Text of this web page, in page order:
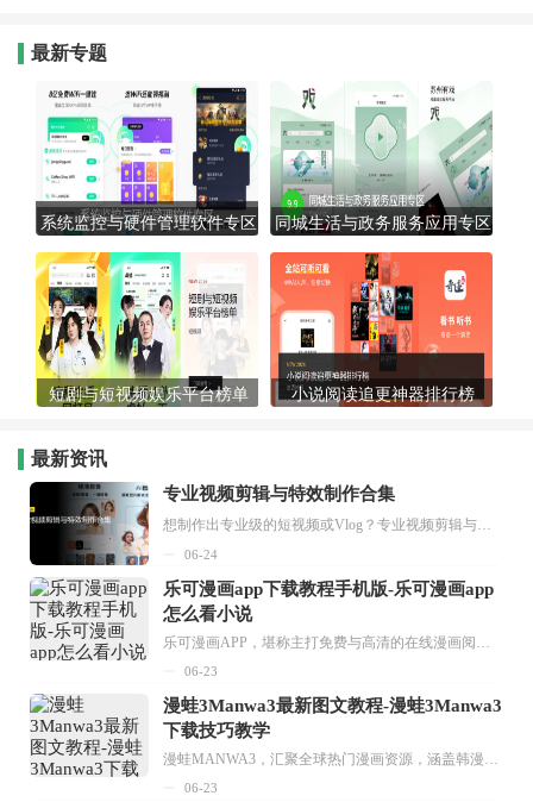
最新专题
系统监控与硬件管理软件专区 同城生活与政务服务应用专区
短剧与短视频娱乐平台榜单 小说阅读追更神器排行榜
最新资讯
专业视频剪辑与特效制作合集
06-24
乐可漫画app下载教程手机版-乐可漫画app
怎么看小说
乐可漫画APP，堪称主打免费与高清的在线漫画阅读神器。其官方版提供海量完整版漫画资源，无论是国内漫画，还是日漫、韩漫、台漫、美漫等国外漫画，应有尽有，随时供你阅读。只需轻点一下，便能直接进入阅读界面。不仅如此，乐可漫画最新版本更新速度极快，在这里，你总能抢先看到全网一手漫画章节内容！...
06-23
漫蛙3Manwa3最新图文教程-漫蛙3Manwa3
下载技巧教学
漫蛙MANWA3，汇聚全球热门漫画资源，涵盖韩漫、欧美漫画、国漫等多种类型，题材丰富多样，全方位满足用户阅读喜好。它不仅是阅读平台，更是创作平台，为广大用户打造零门槛创作环境。...
06-23